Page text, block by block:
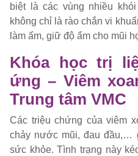
biệt là các vùng nhiều
không chỉ là rào chắn vi
làm ấm, giữ độ ẩm cho mũi
Khóa học trị
ứng – Viêm
Trung tâm VMC
Các triệu chứng của viêm
chảy nước mũi, đau đầu,…
sức khỏe. Tình trạng này